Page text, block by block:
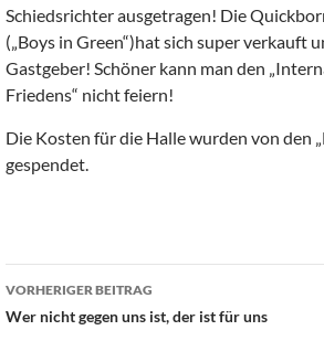
Schiedsrichter ausgetragen! Die
(„Boys in Green“)hat sich super verkauft
Gastgeber! Schöner kann man den
Friedens“ nicht feiern!
Die Kosten für die Halle wurden von den
gespendet.
Beitragsnavigation
VORHERIGER BEITRAG
Wer nicht gegen uns ist, der ist für uns